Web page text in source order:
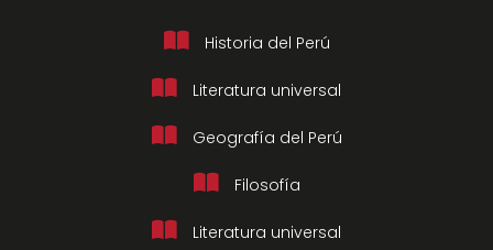
Historia del Perú
Literatura universal
Geografía del Perú
Filosofía
Literatura universal